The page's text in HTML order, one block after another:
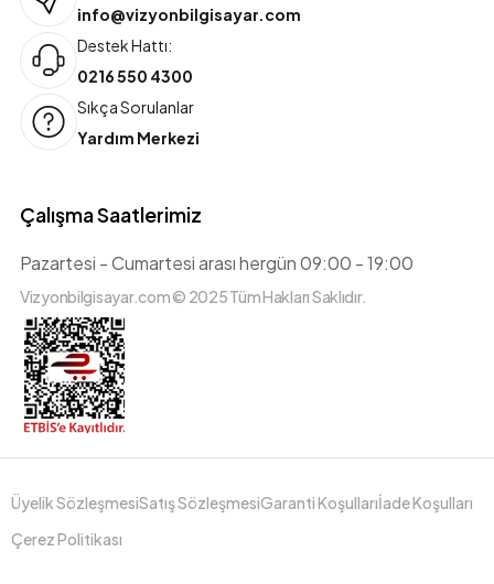
info@vizyonbilgisayar.com
Destek Hattı:
0216 550 4300
Sıkça Sorulanlar
Yardım Merkezi
Çalışma Saatlerimiz
Pazartesi - Cumartesi arası hergün 09:00 - 19:00
Vizyonbilgisayar.com © 2025 Tüm Hakları Saklıdır.
Üyelik SözleşmesiSatış SözleşmesiGaranti Koşullarıİade Koşulları
Çerez Politikası